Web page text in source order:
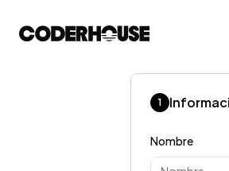
1
Nombre